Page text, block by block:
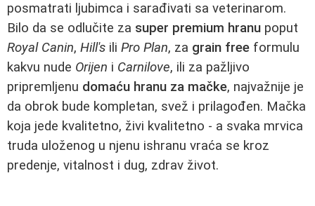
posmatrati ljubimca i sarađivati sa veterinarom.
Bilo da se odlučite za super premium hranu poput
Royal Canin, Hill's ili Pro Plan, za grain free formulu
kakvu nude Orijen i Carnilove, ili za pažljivo
pripremljenu domaću hranu za mačke, najvažnije je
da obrok bude kompletan, svež i prilagođen. Mačka
koja jede kvalitetno, živi kvalitetno - a svaka mrvica
truda uloženog u njenu ishranu vraća se kroz
predenje, vitalnost i dug, zdrav život.